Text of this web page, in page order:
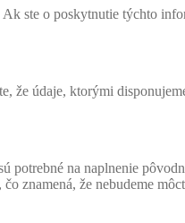
ste o poskytnutie týchto
že údaje, ktorými
potrebné na naplnenie
znamená, že nebudeme